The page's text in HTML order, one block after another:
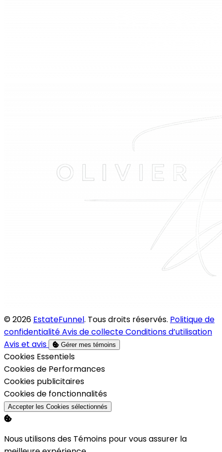
© 2026 EstateFunnel. Tous droits réservés. Politique de
confidentialitéAvis de collecteConditions d’utilisation
Avis et avis
Gérer mes témoins
Activer
Cookies Essentiels
Activer
Cookies de Performances
Activer
Cookies publicitaires
Activer
Cookies de fonctionnalités
Accepter les Cookies sélectionnés
Nous utilisons des Témoins pour vous assurer la